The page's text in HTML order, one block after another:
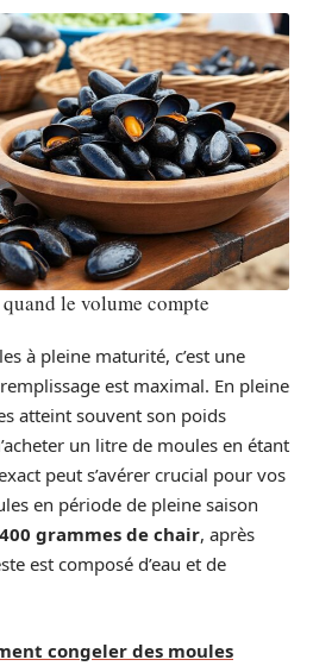
le volume compte
à pleine maturité, c’est une
est maximal. En pleine
atteint souvent son poids
un litre de moules en étant
peut s’avérer crucial pour vos
en période de pleine saison
400 grammes de chair, après
est composé d’eau et de
congeler des moules